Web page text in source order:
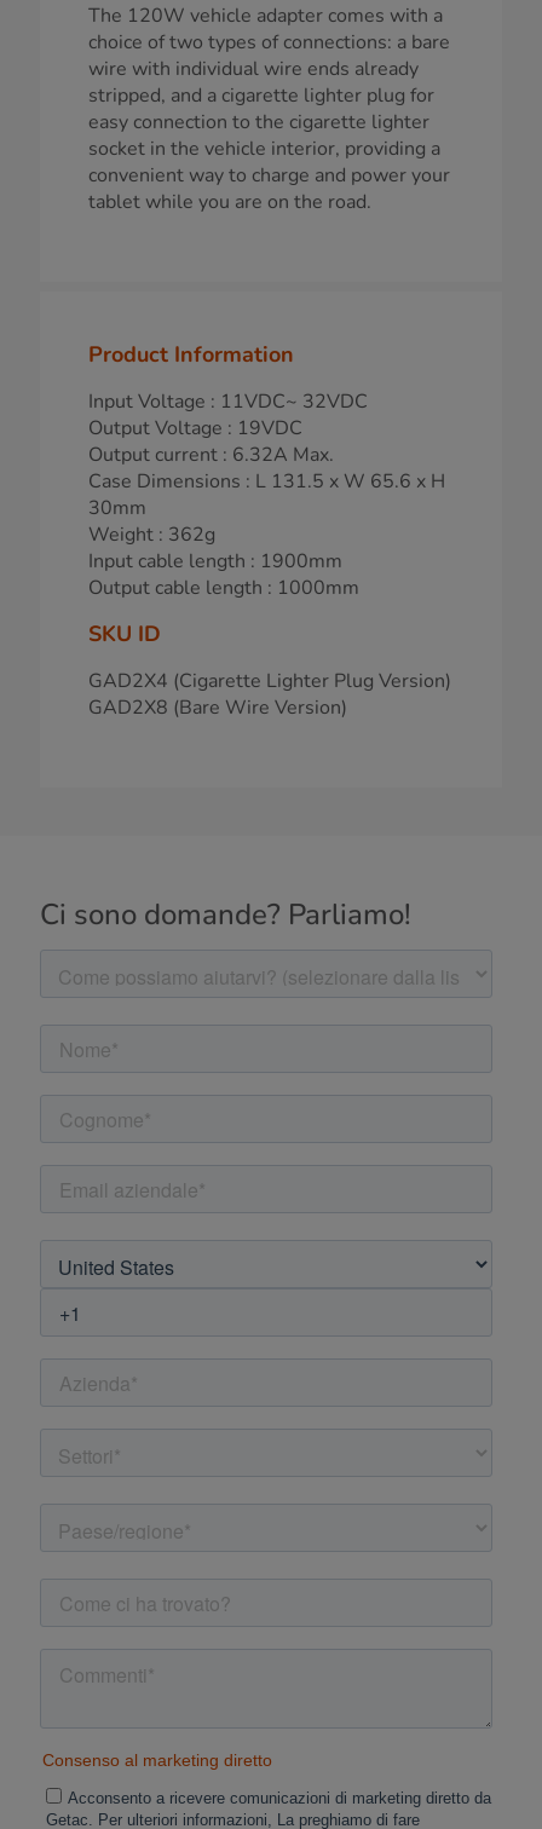
The 120W vehicle adapter comes with a
choice of two types of connections: a bare
wire with individual wire ends already
stripped, and a cigarette lighter plug for
easy connection to the cigarette lighter
socket in the vehicle interior, providing a
convenient way to charge and power your
tablet while you are on the road.
Product Information
Input Voltage : 11VDC~ 32VDC
Output Voltage : 19VDC
Output current : 6.32A Max.
Case Dimensions : L 131.5 x W 65.6 x H
30mm
Weight : 362g
Input cable length : 1900mm
Output cable length : 1000mm
SKU ID
GAD2X4 (Cigarette Lighter Plug Version)
GAD2X8 (Bare Wire Version)
Ci sono domande? Parliamo!